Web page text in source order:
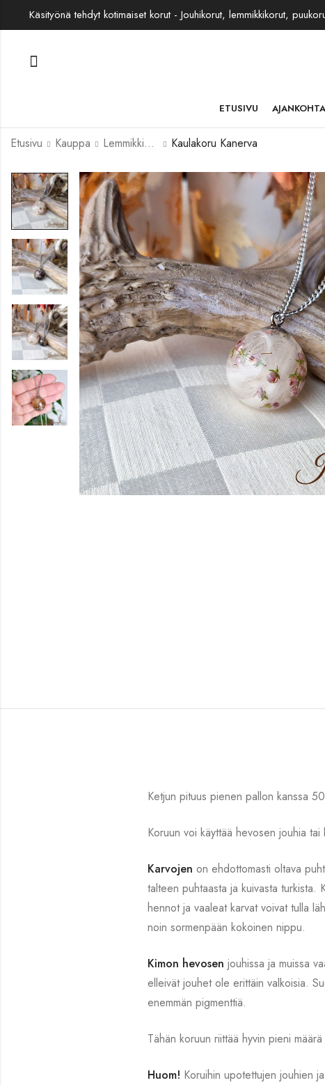
Käsityönä tehdyt kotimaiset korut - Jouhikorut, lemmikkikorut,
ETUSIVU
Etusivu Kauppa Lemmikkikorut Kaulakoru Kanerva
Ketjun pituus pienen pallon kanssa
Koruun voi käyttää hevosen jouhia
Karvojen on ehdottomasti oltava
talteen puhtaasta ja kuivasta turkista.
hennot ja vaaleat karvat voivat tulla
noin sormenpään kokoinen nippu.
Kimon hevosen jouhissa ja muissa
elleivät jouhet ole erittäin valkoisia.
enemmän pigmenttiä.
Tähän koruun riittää hyvin pieni määrä
Huom! Koruihin upotettujen jouhien